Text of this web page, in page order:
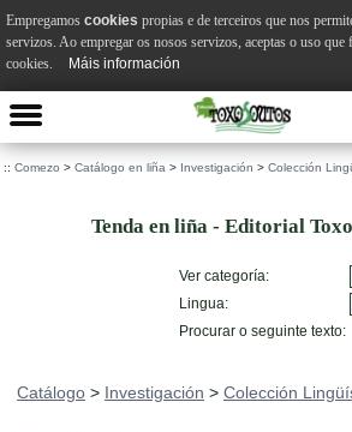
:: Comezo > Catálogo en liña > Investigación > Colección
Tenda en liña - Editorial
Ver categoría:
Lingua:
Procurar o seguinte texto:
Catálogo > Investigación > Colección
Empregamos cookies propias e de terceiros que nos
servizos. Ao empregar os nosos servizos, aceptas o uso que
cookies.
Máis información